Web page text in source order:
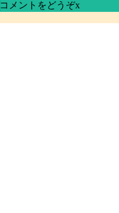
コメントをどうぞx